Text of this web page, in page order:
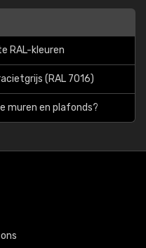
RAL-kleuren
(RAL 7016)
muren en plafonds?